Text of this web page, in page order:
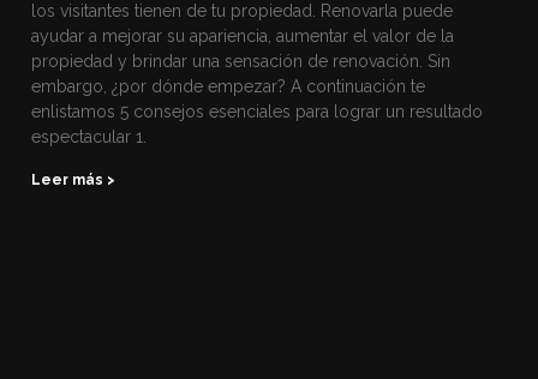
los visitantes tienen de tu propiedad. Renovarla puede
ayudar a mejorar su apariencia, aumentar el valor de la
propiedad y brindar una sensación de renovación. Sin
embargo, ¿por dónde empezar? A continuación te
enlistamos 5 consejos esenciales para lograr un resultado
espectacular 1.
Leer más >